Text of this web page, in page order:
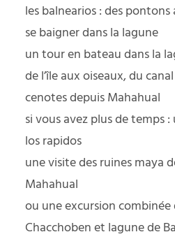
les balnearios : des
se baigner dans la lagune
un tour en bateau dans la
de l’île aux oiseaux, du
cenotes depuis Mahahual
si vous avez plus de temps
los rapidos
une visite des ruines maya
Mahahual
ou une excursion combinée
Chacchoben et lagune de